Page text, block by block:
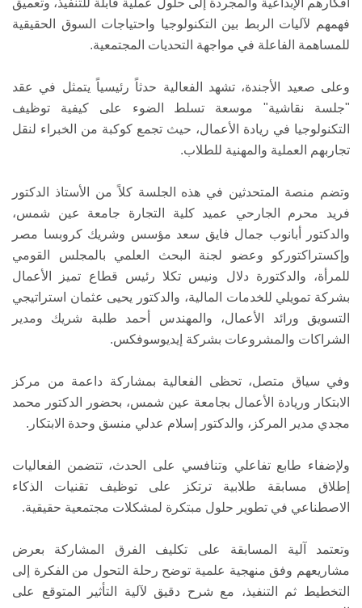
أفكارهم الإبداعية والمجردة إلى حلول عملية قابلة للتنفيذ، وتعميق
فهمهم لآليات الربط بين التكنولوجيا واحتياجات السوق الحقيقية
للمساهمة الفاعلة في مواجهة التحديات المجتمعية.
وعلى صعيد الأجندة، تشهد الفعالية حدثاً رئيسياً يتمثل في عقد
"جلسة نقاشية" موسعة تسلط الضوء على كيفية توظيف
التكنولوجيا في ريادة الأعمال، حيث تجمع كوكبة من الخبراء لنقل
تجاربهم العملية والمهنية للطلاب.
وتضم منصة المتحدثين في هذه الجلسة كلاً من الأستاذ الدكتور
فريد محرم الجارحي عميد كلية التجارة جامعة عين شمس،
والدكتور أبانوب جمال فايق سعد مؤسس وشريك كروبسا مصر
وإكستراكتوركو وعضو لجنة البحث العلمي بالمجلس القومي
للمرأة، والدكتورة دلال ونيس تكلا رئيس قطاع تميز الأعمال
بشركة تمويلي للخدمات المالية، والدكتور يحيى عثمان استراتيجي
التسويق ورائد الأعمال، والمهندس أحمد طلبة شريك ومدير
الشراكات والمشروعات بشركة إيديوسوفكس.
وفي سياق متصل، تحظى الفعالية بمشاركة داعمة من مركز
الابتكار وريادة الأعمال بجامعة عين شمس، بحضور الدكتور محمد
مجدي مدير المركز، والدكتور إسلام عدلي منسق وحدة الابتكار.
ولإضفاء طابع تفاعلي وتنافسي على الحدث، تتضمن الفعاليات
إطلاق مسابقة طلابية ترتكز على توظيف تقنيات الذكاء
الاصطناعي في تطوير حلول مبتكرة لمشكلات مجتمعية حقيقية.
وتعتمد آلية المسابقة على تكليف الفرق المشاركة بعرض
مشاريعهم وفق منهجية علمية توضح رحلة التحول من الفكرة إلى
التخطيط ثم التنفيذ، مع شرح دقيق لآلية التأثير المتوقع على